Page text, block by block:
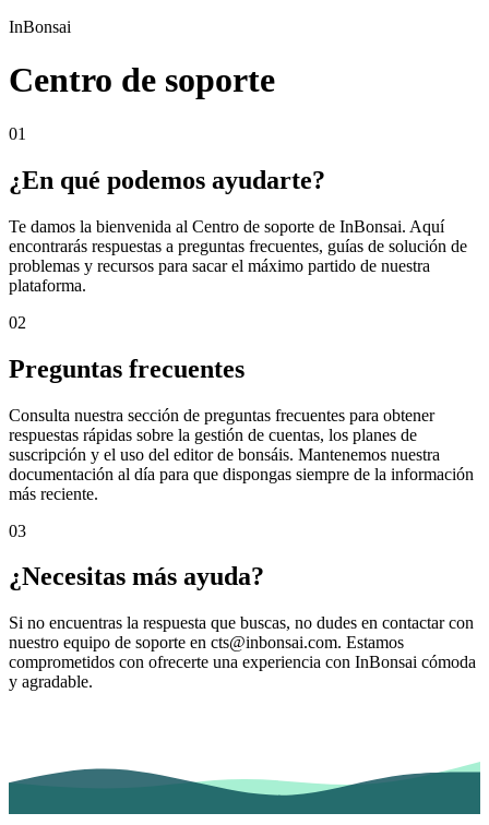
InBonsai
Centro de soporte
01
¿En qué podemos ayudarte?
Te damos la bienvenida al Centro de soporte de InBonsai. Aquí
encontrarás respuestas a preguntas frecuentes, guías de solución de
problemas y recursos para sacar el máximo partido de nuestra
plataforma.
02
Preguntas frecuentes
Consulta nuestra sección de preguntas frecuentes para obtener
respuestas rápidas sobre la gestión de cuentas, los planes de
suscripción y el uso del editor de bonsáis. Mantenemos nuestra
documentación al día para que dispongas siempre de la información
más reciente.
03
¿Necesitas más ayuda?
Si no encuentras la respuesta que buscas, no dudes en contactar con
nuestro equipo de soporte en cts@inbonsai.com. Estamos
comprometidos con ofrecerte una experiencia con InBonsai cómoda
y agradable.